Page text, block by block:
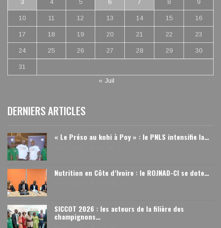
3 4 5 6 7 8 9
10 11 12 13 14 15 16
17 18 19 20 21 22 23
24 25 26 27 28 29 30
31
« Juil
DERNIERS ARTICLES
« Le Préso au kohi à Poy » : le PNLS intensifie la…
Nutrition en Côte d’Ivoire : le ROJNAD-CI se dote…
SICCOT 2026 : les acteurs de la filière des
champignons…